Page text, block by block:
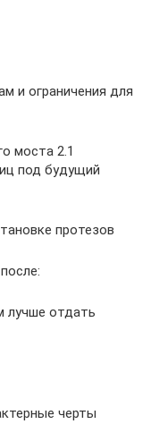
и ограничения для
моста 2.1
под будущий
протезов
лучше отдать
черты